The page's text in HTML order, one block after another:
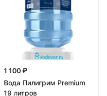
1 100 ₽
Вода Пилигрим Premium
19 литров